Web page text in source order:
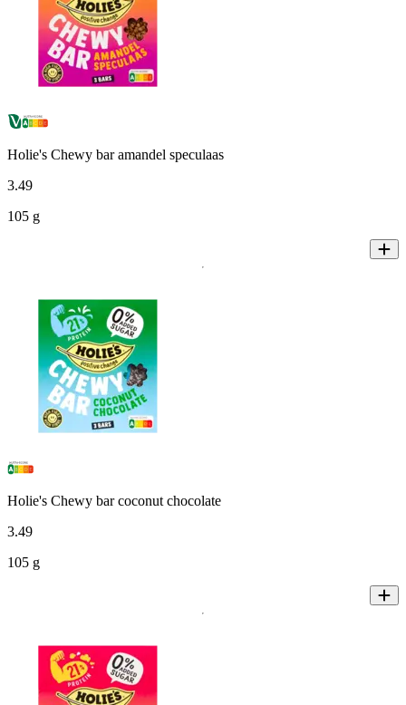
Holie's Chewy bar amandel speculaas
3.49
105 g
Holie's Chewy bar coconut chocolate
3.49
105 g